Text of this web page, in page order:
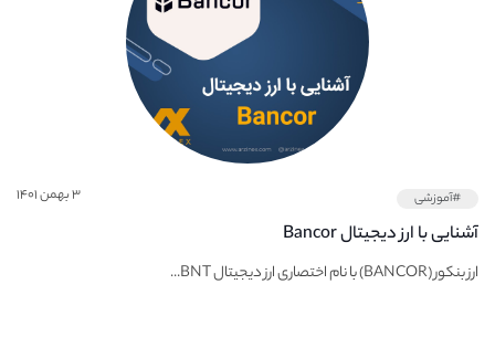
#آموزشی ۳ بهمن ۱۴۰۱
آشنایی با ارز دیجیتال Bancor
ارز بنکور (BANCOR) با نام اختصاری ارز دیجیتال BNT...